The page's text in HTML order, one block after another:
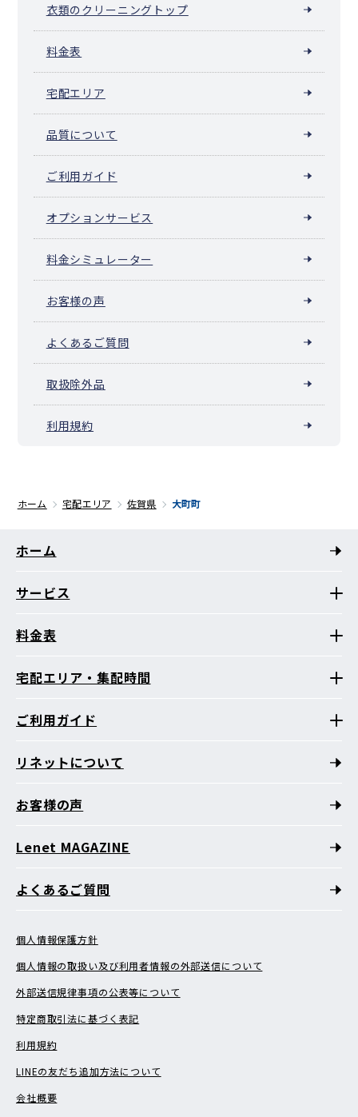
衣類のクリーニングトップ
料金表
宅配エリア
品質について
ご利用ガイド
オプションサービス
料金シミュレーター
お客様の声
よくあるご質問
取扱除外品
利用規約
ホーム 宅配エリア 佐賀県 大町町
ホーム
サービス
料金表
宅配エリア・集配時間
ご利用ガイド
リネットについて
お客様の声
Lenet MAGAZINE
よくあるご質問
個人情報保護方針
個人情報の取扱い及び利用者情報の外部送信について
外部送信規律事項の公表等について
特定商取引法に基づく表記
利用規約
LINEの友だち追加方法について
会社概要